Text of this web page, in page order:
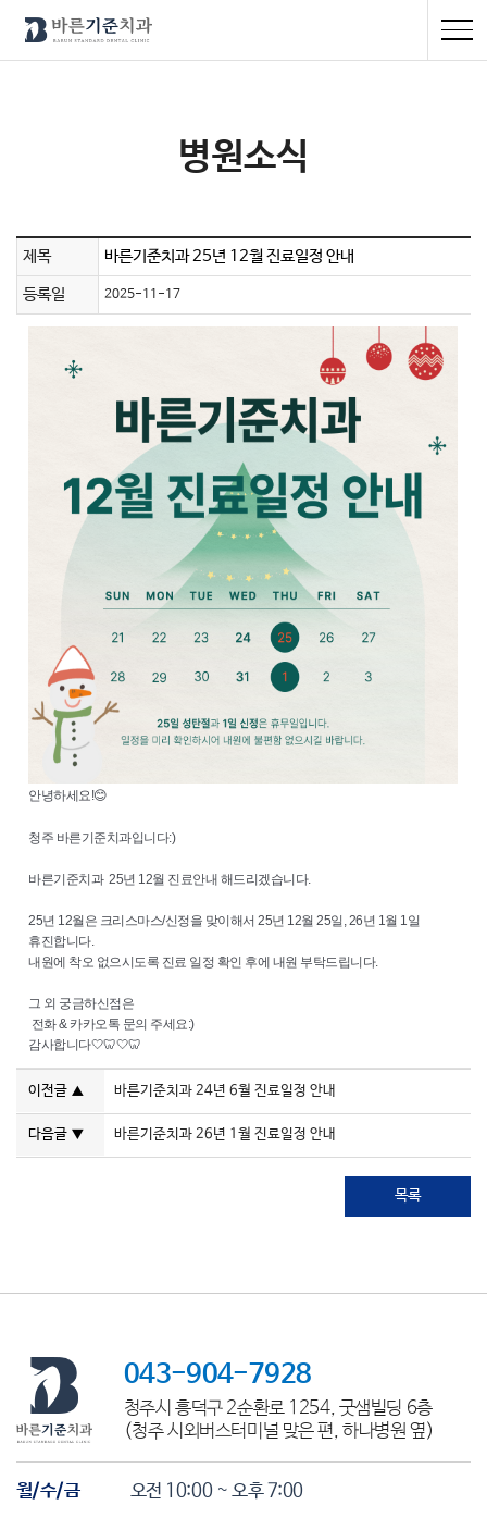
병원소식
제목
바른기준치과 25년 12월 진료일정 안내
등록일
2025-11-17
안녕하세요!😊
청주 바른기준치과입니다:)
바른기준치과 25년 12월 진료안내 해드리겠습니다.
25년 12월은 크리스마스/신정을 맞이해서 25년 12월 25일, 26년 1월 1일
휴진합니다.
내원에 착오 없으시도록 진료 일정 확인 후에 내원 부탁드립니다.
그 외 궁금하신점은
전화 & 카카오톡 문의 주세요:)
감사합니다🤍🦷🤍🦷
이전글 ▲ 바른기준치과 24년 6월 진료일정 안내
다음글 ▼ 바른기준치과 26년 1월 진료일정 안내
목록
043-904-7928
청주시 흥덕구 2순환로 1254, 굿샘빌딩 6층
(청주 시외버스터미널 맞은 편, 하나병원 옆)
월/수/금
오전 10:00 ~ 오후 7:00